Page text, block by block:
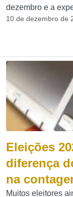
dezembro e a
10 de dezembro de
Eleições
diferença
na
Muitos eleitores